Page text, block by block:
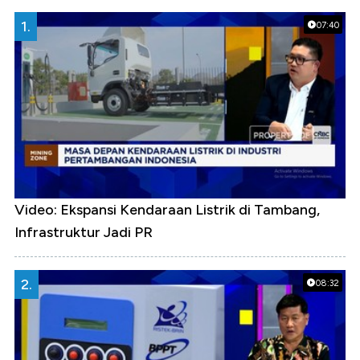
07:40
1.
Video: Ekspansi Kendaraan Listrik di Tambang,
Infrastruktur Jadi PR
08:32
2.